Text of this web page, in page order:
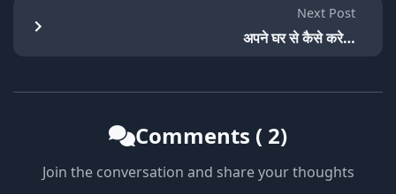
Next Post
अपने घर से कैसे करे…
Comments ( 2)
Join the conversation and share your thoughts